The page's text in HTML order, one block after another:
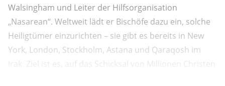
Walsingham und Leiter der Hilfsorganisation
„Nasarean“. Weltweit lädt er Bischöfe dazu ein, solche
Heiligtümer einzurichten – sie gibt es bereits in New
York, London, Stockholm, Astana und Qaraqosh im
Irak. Ziel ist es, auf das Schicksal von Millionen Christen